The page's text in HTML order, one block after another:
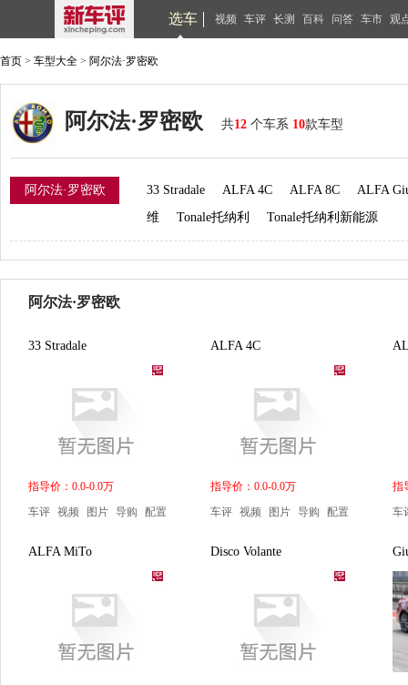
选车 视频 车评 长测 百科 问答 车市 观
首页 > 车型大全 > 阿尔法·罗密欧
阿尔法·罗密欧 共12 个车系 10款车型
阿尔法·罗密欧 33 Stradale ALFA 4C ALFA 8C
ALFA
维
Tonale托纳利 Tonale托纳利新能源
阿尔法·罗密欧
33 Stradale
指导价：0.0-0.0万
车评 视频 图片 导购 配置
ALFA 4C
指导价：0.0-0.0万
车评 视频 图片 导购 配置
指
车
ALFA MiTo Disco Volante